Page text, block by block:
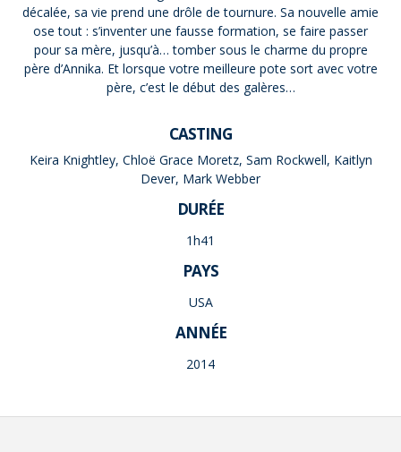
décalée, sa vie prend une drôle de tournure. Sa nouvelle amie
ose tout : s’inventer une fausse formation, se faire passer
pour sa mère, jusqu’à… tomber sous le charme du propre
père d’Annika. Et lorsque votre meilleure pote sort avec votre
père, c’est le début des galères…
CASTING
Keira Knightley, Chloë Grace Moretz, Sam Rockwell, Kaitlyn
Dever, Mark Webber
DURÉE
1h41
PAYS
USA
ANNÉE
2014